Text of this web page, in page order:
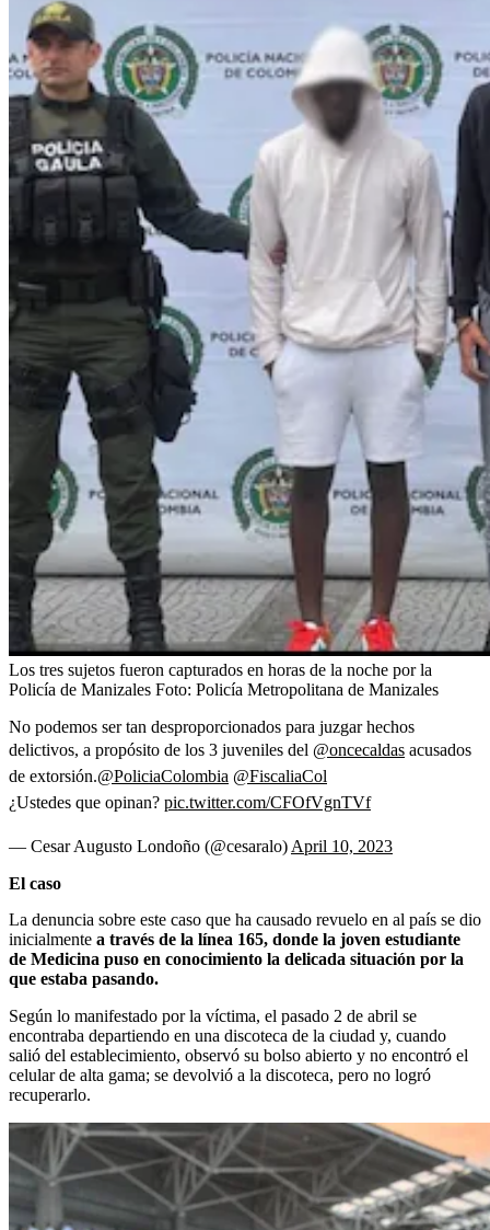
Los tres sujetos fueron capturados en horas de la noche por la
Policía de Manizales Foto: Policía Metropolitana de Manizales
No podemos ser tan desproporcionados para juzgar hechos
delictivos, a propósito de los 3 juveniles del @oncecaldas acusados
de extorsión.@PoliciaColombia @FiscaliaCol
¿Ustedes que opinan? pic.twitter.com/CFOfVgnTVf
— Cesar Augusto Londoño (@cesaralo) April 10, 2023
El caso
La denuncia sobre este caso que ha causado revuelo en al país se dio
inicialmente a través de la línea 165, donde la joven estudiante
de Medicina puso en conocimiento la delicada situación por la
que estaba pasando.
Según lo manifestado por la víctima, el pasado 2 de abril se
encontraba departiendo en una discoteca de la ciudad y, cuando
salió del establecimiento, observó su bolso abierto y no encontró el
celular de alta gama; se devolvió a la discoteca, pero no logró
recuperarlo.